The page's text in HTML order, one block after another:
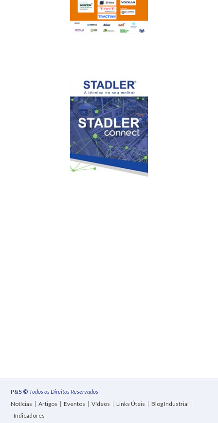
P&S © Todos os Direitos Reservados
Notícias
Artigos Eventos Vídeos Links Úteis
Blog Industrial
Indicadores